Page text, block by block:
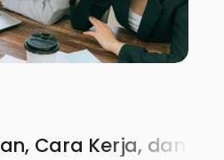
Cara Kerja, dan